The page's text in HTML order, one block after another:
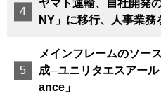
ヤマト運輸、自社開発
NY」に移行、人事業
メインフレームのソー
成─ユニリタエスアー
ance」